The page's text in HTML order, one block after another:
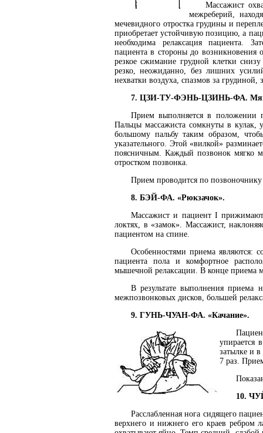
Массажист
межреберий,
мечевидного отростка грудины и
приобретает устойчивую позицию, а
необходима релаксация пациента.
пациента в стороны до возникновения
резкое сжимание грудной клетки
резко, неожиданно, без лишних
нехватки воздуха, спазмов за грудиной,
7. ЦЗИ-ТУ-ФЭНЬ-ЦЗИНЬ-ФА.
Прием выполняется в
Пальцы массажиста сомкнуты в кулак,
большому пальбу таким образом,
указательного. Этой «вилкой»
поясничным. Каждый позвонок мягко
отростком позвонка.
Прием проводится по
8. БЭЙ-ФА. «Рюкзачок».
Массажист и пациент I
локтях, в «замок». Массажист,
пациентом на спине.
Особенностями приема являются:
пациента пола и комфортное
мышечной релаксации. В конце приема
В результате выполнения приема
межпозвонковых дисков, большей
9. ГУНЬ-ЧУАН-ФА. «Качание».
упирается
затылке и
7 раз.
10.
Расслабленная нога сидящего
верхнего и нижнего его краев ребром